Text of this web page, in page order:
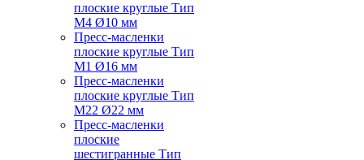
плоские круглые Тип
M4 Ø10 мм
Пресс-масленки
плоские круглые Тип
M1 Ø16 мм
Пресс-масленки
плоские круглые Тип
M22 Ø22 мм
Пресс-масленки
плоские
шестигранные Тип